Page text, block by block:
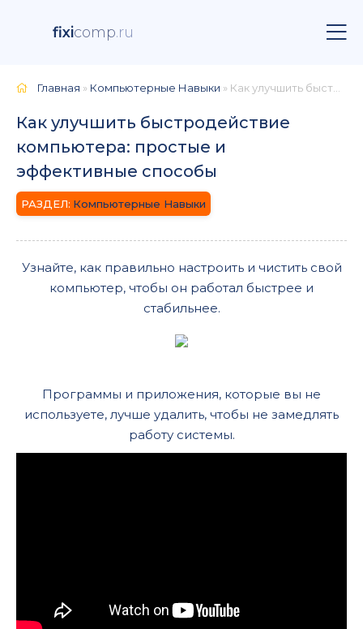
fixicomp.ru
Главная » Компьютерные Навыки » Как улучшить быстродействие компьютера: простые и эффективные способы
Как улучшить быстродействие
компьютера: простые и
эффективные способы
Компьютерные Навыки
Узнайте, как правильно настроить и чистить свой
компьютер, чтобы он работал быстрее и
стабильнее.
Программы и приложения, которые вы не
используете, лучше удалить, чтобы не замедлять
работу системы.